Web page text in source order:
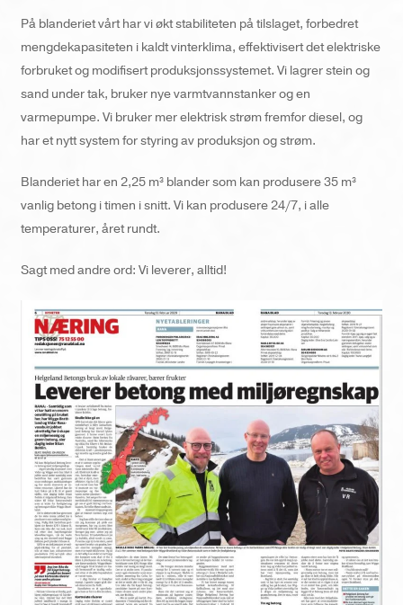
På blanderiet vårt har vi økt stabiliteten på tilslaget, forbedret
mengdekapasiteten i kaldt vinterklima, effektivisert det elektriske
forbruket og modifisert produksjonssystemet. Vi lagrer stein og
sand under tak, bruker nye varmtvannstanker og en
varmepumpe. Vi bruker mer elektrisk strøm fremfor diesel, og
har et nytt system for styring av produksjon og strøm.
Blanderiet har en 2,25 m³ blander som kan produsere 35 m³
vanlig betong i timen i snitt. Vi kan produsere 24/7, i alle
temperaturer, året rundt.
Sagt med andre ord: Vi leverer, alltid!